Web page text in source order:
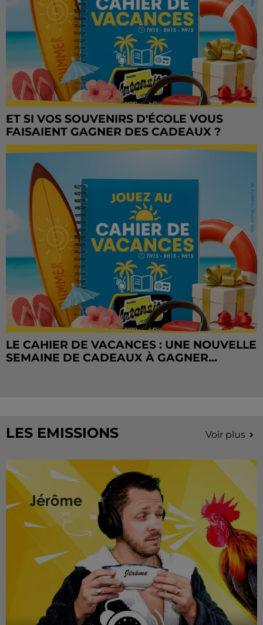
ET SI VOS SOUVENIRS D'ÉCOLE VOUS
FAISAIENT GAGNER DES CADEAUX ?
LE CAHIER DE VACANCES : UNE NOUVELLE
SEMAINE DE CADEAUX À GAGNER...
LES EMISSIONS Voir plus